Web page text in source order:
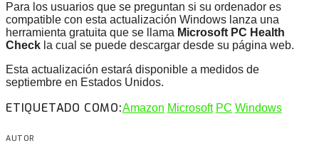
Para los usuarios que se preguntan si su ordenador es
compatible con esta actualización Windows lanza una
herramienta gratuita que se llama Microsoft PC Health
Check la cual se puede descargar desde su página web.
Esta actualización estará disponible a medidos de
septiembre en Estados Unidos.
ETIQUETADO COMO:Amazon Microsoft PC Windows
AUTOR